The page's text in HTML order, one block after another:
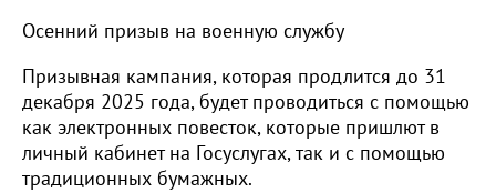
Осенний призыв на военную службу
Призывная кампания, которая продлится до 31
декабря 2025 года, будет проводиться с помощью
как электронных повесток, которые пришлют в
личный кабинет на Госуслугах, так и с помощью
традиционных бумажных.